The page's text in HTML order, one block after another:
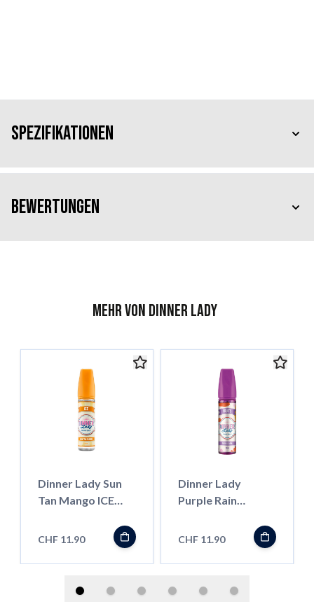
Spezifikationen
Bewertungen
Mehr von Dinner Lady
Dinner Lady Sun
Tan Mango ICE
CHF 11.90
Dinner Lady
Purple Rain
CHF 11.90